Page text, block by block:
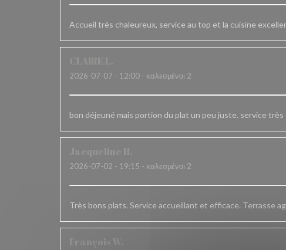
Accueil très chaleureux, service au top et la cuisine
2026-07-07 - 12:00 - καλεσμένοι 2
bon déjeuné mais portion du plat un peu juste. service très
2026-07-02 - 19:15 - καλεσμένοι 2
Très bons plats. Service accueillant et efficace. Terrasse